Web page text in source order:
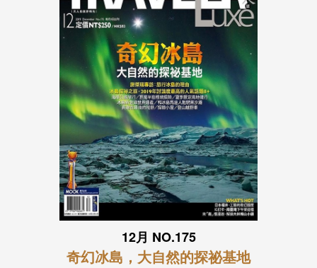
12月 NO.175
奇幻冰島，大自然的探祕基地